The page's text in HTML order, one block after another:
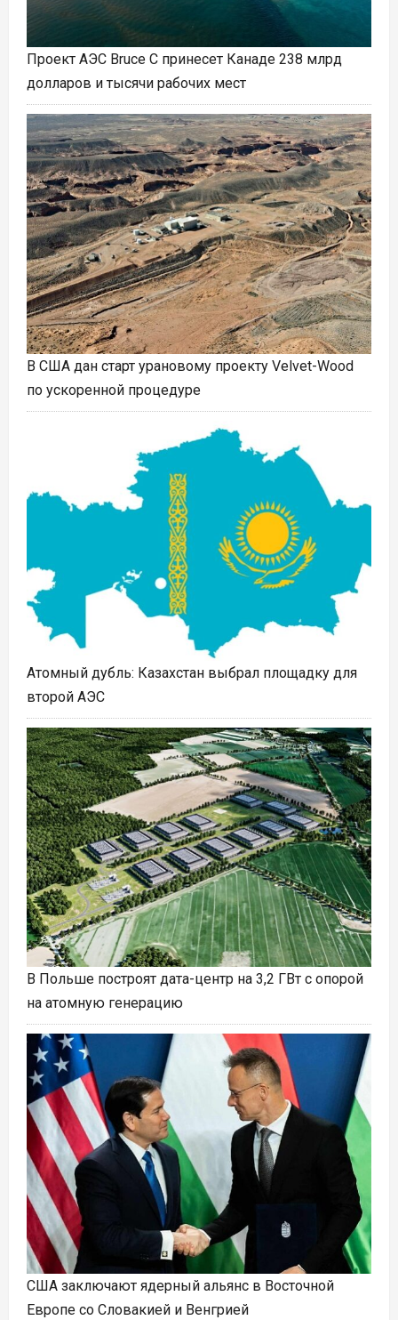
Проект АЭС Bruce C принесет Канаде 238 млрд
долларов и тысячи рабочих мест
В США дан старт урановому проекту Velvet-Wood
по ускоренной процедуре
Атомный дубль: Казахстан выбрал площадку для
второй АЭС
В Польше построят дата-центр на 3,2 ГВт с опорой
на атомную генерацию
США заключают ядерный альянс в Восточной
Европе со Словакией и Венгрией